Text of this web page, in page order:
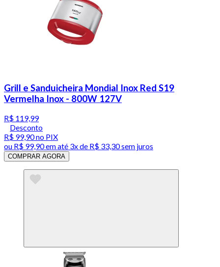
Grill e Sanduicheira Mondial Inox Red S19
Vermelha Inox - 800W 127V
R$ 119,99
Desconto
R$ 99,90no PIX
ou R$ 99,90em até 3x de R$ 33,30 sem juros
COMPRAR AGORA